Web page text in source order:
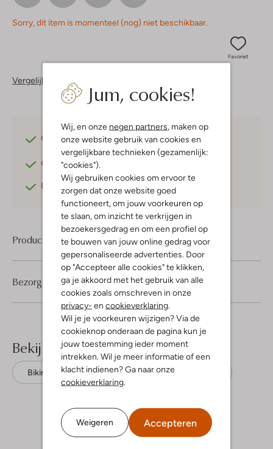
Jum, cookies!
Wij, en onze negen partners , maken op
onze website gebruik van cookies en
vergelijkbare technieken (gezamenlijk:
"cookies").
Wij gebruiken cookies om ervoor te
zorgen dat onze website goed
functioneert, om jouw voorkeuren op
te slaan, om inzicht te verkrijgen in
bezoekersgedrag en om een profiel op
te bouwen van jouw online gedrag voor
gepersonaliseerde advertenties. Door
op "Accepteer alle cookies" te klikken,
ga je akkoord met het gebruik van alle
cookies zoals omschreven in onze
privacy- en cookieverklaring
Wil je je voorkeuren wijzigen? Via de
cookieknop onderaan de pagina kun je
jouw toestemming ieder moment
intrekken. Wil je meer informatie of een
klacht indienen? Ga naar onze
cookieverklaring
Weigeren Accepteren
Sorry, dit item is momenteel (nog) niet beschikbaar.
Favoriet
Vergelijkbare items
Gratis verzendingvanaf €75,-
Gratis retourneren
Betaal achteraf met Klarna
Product informatie
Bezorgen & retourneren
Bekijk meer
Bikini's Salted Stories